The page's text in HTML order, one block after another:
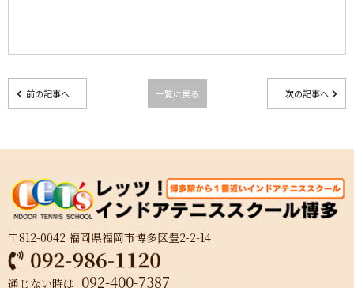
前の記事へ 一覧に戻る 次の記事へ
〒812-0042 福岡県福岡市博多区豊2-2-14
通じない時は 092-400-7387